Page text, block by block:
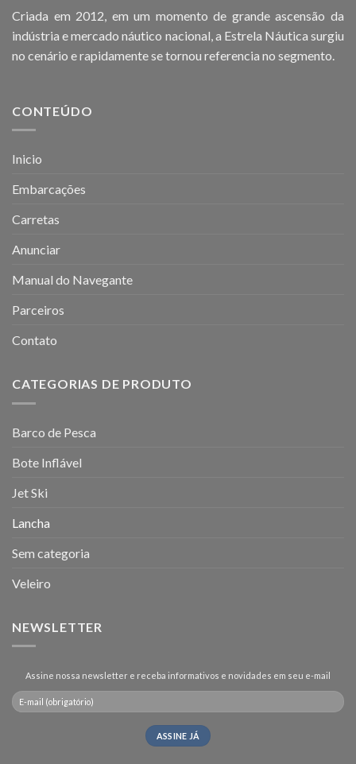
Criada em 2012, em um momento de grande ascensão da
indústria e mercado náutico nacional, a Estrela Náutica surgiu
no cenário e rapidamente se tornou referencia no segmento.
CONTEÚDO
Inicio
Embarcações
Carretas
Anunciar
Manual do Navegante
Parceiros
Contato
CATEGORIAS DE PRODUTO
Barco de Pesca
Bote Inflável
Jet Ski
Lancha
Sem categoria
Veleiro
NEWSLETTER
Assine nossa newsletter e receba informativos e novidades em seu e-mail